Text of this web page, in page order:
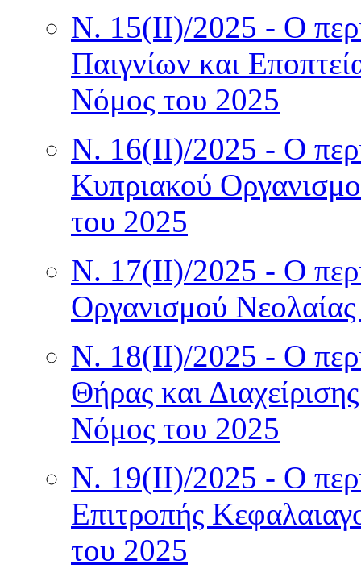
Ν. 15(II)/2025 - Ο
Παιγνίων και
Νόμος του 2025
Ν. 16(II)/2025 - Ο
Κυπριακού
του 2025
Ν. 17(II)/2025 - Ο
Οργανισμού
Ν. 18(II)/2025 - Ο
Θήρας και
Νόμος του 2025
Ν. 19(II)/2025 - Ο
Επιτροπής
του 2025